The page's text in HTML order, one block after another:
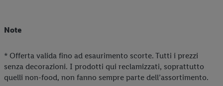
Note
* Offerta valida fino ad esaurimento scorte. Tutti i prezzi
senza decorazioni. I prodotti qui reclamizzati, soprattutto
quelli non-food, non fanno sempre parte dell’assortimento.